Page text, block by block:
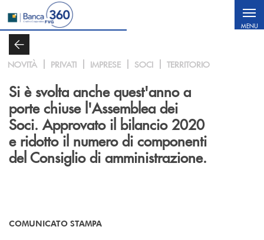
Salta al contenuto principale
MENU
NOVITÀ PRIVATI IMPRESE SOCI TERRITORIO
Si è svolta anche quest'anno a
porte chiuse l'Assemblea dei
Soci. Approvato il bilancio 2020
e ridotto il numero di componenti
del Consiglio di amministrazione.
COMUNICATO STAMPA